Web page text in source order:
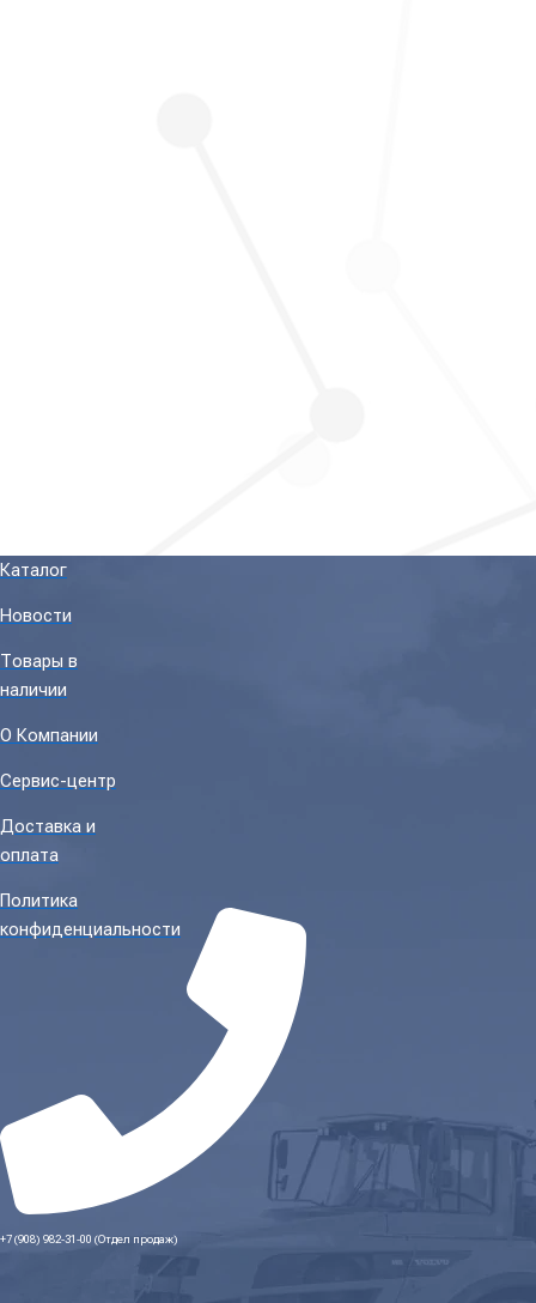
Каталог
Новости
Товары в
наличии
О Компании
Сервис-центр
Доставка и
оплата
Политика
конфиденциальности
+7 (908) 982-31-00 (Отдел продаж)